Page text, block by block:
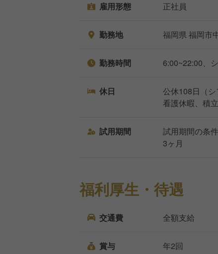
雇用形態 正社員
勤務地 福岡県 福岡市
勤務時間 6:00~22:00、
休日
公休108日（
看護休暇、積
試用期間
試用期間の条件
3ヶ月
福利厚生・待遇
交通費 全額支給
賞与 年2回